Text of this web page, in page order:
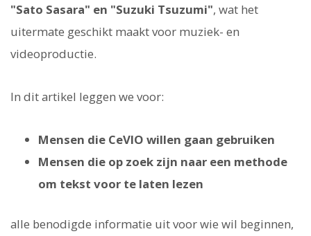
"Sato Sasara" en "Suzuki Tsuzumi", wat het
uitermate geschikt maakt voor muziek- en
videoproductie.
In dit artikel leggen we voor:
Mensen die CeVIO willen gaan gebruiken
Mensen die op zoek zijn naar een methode
om tekst voor te laten lezen
alle benodigde informatie uit voor wie wil beginnen,